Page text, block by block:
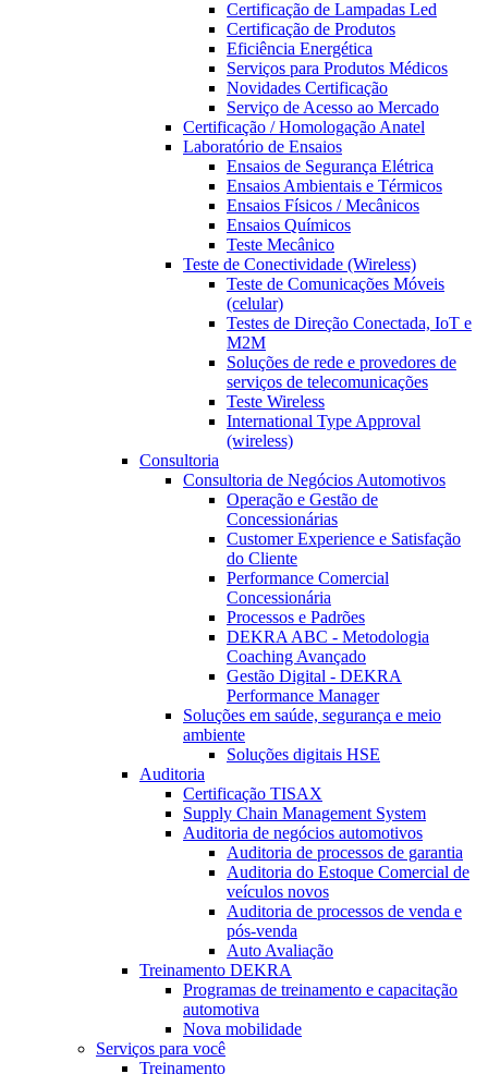
Certificação de Lampadas Led
Certificação de Produtos
Eficiência Energética
Serviços para Produtos Médicos
Novidades Certificação
Serviço de Acesso ao Mercado
Certificação / Homologação Anatel
Laboratório de Ensaios
Ensaios de Segurança Elétrica
Ensaios Ambientais e Térmicos
Ensaios Físicos / Mecânicos
Ensaios Químicos
Teste Mecânico
Teste de Conectividade (Wireless)
Teste de Comunicações Móveis
(celular)
Testes de Direção Conectada, IoT e
M2M
Soluções de rede e provedores de
serviços de telecomunicações
Teste Wireless
International Type Approval
(wireless)
Consultoria
Consultoria de Negócios Automotivos
Operação e Gestão de
Concessionárias
Customer Experience e Satisfação
do Cliente
Performance Comercial
Concessionária
Processos e Padrões
DEKRA ABC - Metodologia
Coaching Avançado
Gestão Digital - DEKRA
Performance Manager
Soluções em saúde, segurança e meio
ambiente
Soluções digitais HSE
Auditoria
Certificação TISAX
Supply Chain Management System
Auditoria de negócios automotivos
Auditoria de processos de garantia
Auditoria do Estoque Comercial de
veículos novos
Auditoria de processos de venda e
pós-venda
Auto Avaliação
Treinamento DEKRA
Programas de treinamento e capacitação
automotiva
Nova mobilidade
Serviços para você
Treinamento